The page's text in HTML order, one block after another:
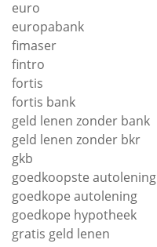
euro
europabank
fimaser
fintro
fortis
fortis bank
geld lenen zonder bank
geld lenen zonder bkr
gkb
goedkoopste autolening
goedkope autolening
goedkope hypotheek
gratis geld lenen